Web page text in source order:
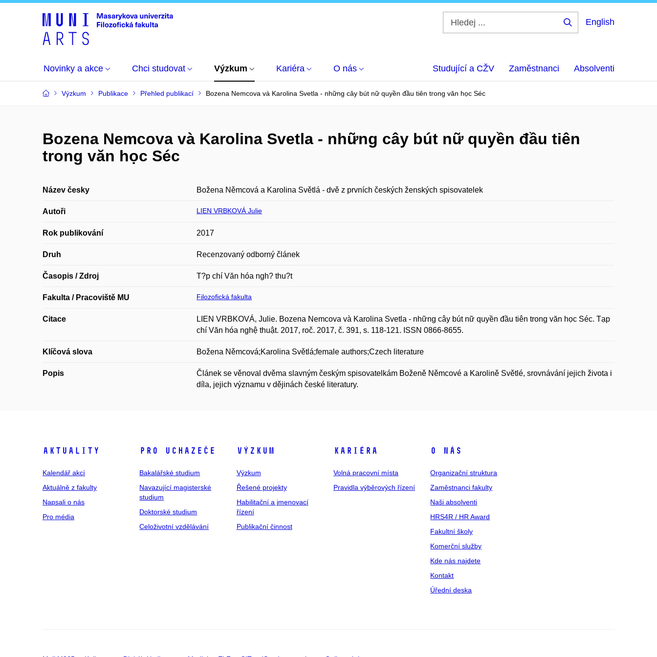
English
Novinky a akce Chci studovat Výzkum Kariéra O nás Studující a CŽV Zaměstnanci Absolventi
Výzkum Publikace Přehled publikací Bozena Nemcova và Karolina Svetla - những cây bút nữ quyền đầu tiên trong văn học Séc
Bozena Nemcova và Karolina Svetla - những cây bút nữ quyền đầu tiên
trong văn học Séc
Název česky Božena Němcová a Karolina Světlá - dvě z prvních českých ženských spisovatelek
Autoři LIEN VRBKOVÁ Julie
Rok publikování 2017
Druh Recenzovaný odborný článek
Časopis / Zdroj T?p chí Văn hóa ngh? thu?t
Fakulta / Pracoviště MU Filozofická fakulta
Citace
LIEN VRBKOVÁ, Julie. Bozena Nemcova và Karolina Svetla - những cây bút nữ quyền đầu tiên trong văn học Séc. Tạp
chí Văn hóa nghệ thuật. 2017, roč. 2017, č. 391, s. 118-121. ISSN 0866-8655.
Klíčová slova Božena Němcová;Karolina Světlá;female authors;Czech literature
Popis
Článek se věnoval dvěma slavným českým spisovatelkám Boženě Němcové a Karolině Světlé, srovnávání jejich života i
díla, jejich významu v dějinách české literatury.
Aktuality
Kalendář akcí
Aktuálně z fakulty
Napsali o nás
Pro média
Pro uchazeče
Bakalářské studium
Navazující magisterské
studium
Doktorské studium
Celoživotní vzdělávání
Výzkum
Výzkum
Řešené projekty
Habilitační a jmenovací
řízení
Publikační činnost
Kariéra
Volná pracovní místa
Pravidla výběrových řízení
O nás
Organizační struktura
Zaměstnanci fakulty
Naši absolventi
HRS4R / HR Award
Fakultní školy
Komerční služby
Kde nás najdete
Kontakt
Úřední deska